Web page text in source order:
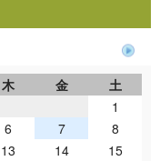
木 金
土
1
6 7
8
13 14
15